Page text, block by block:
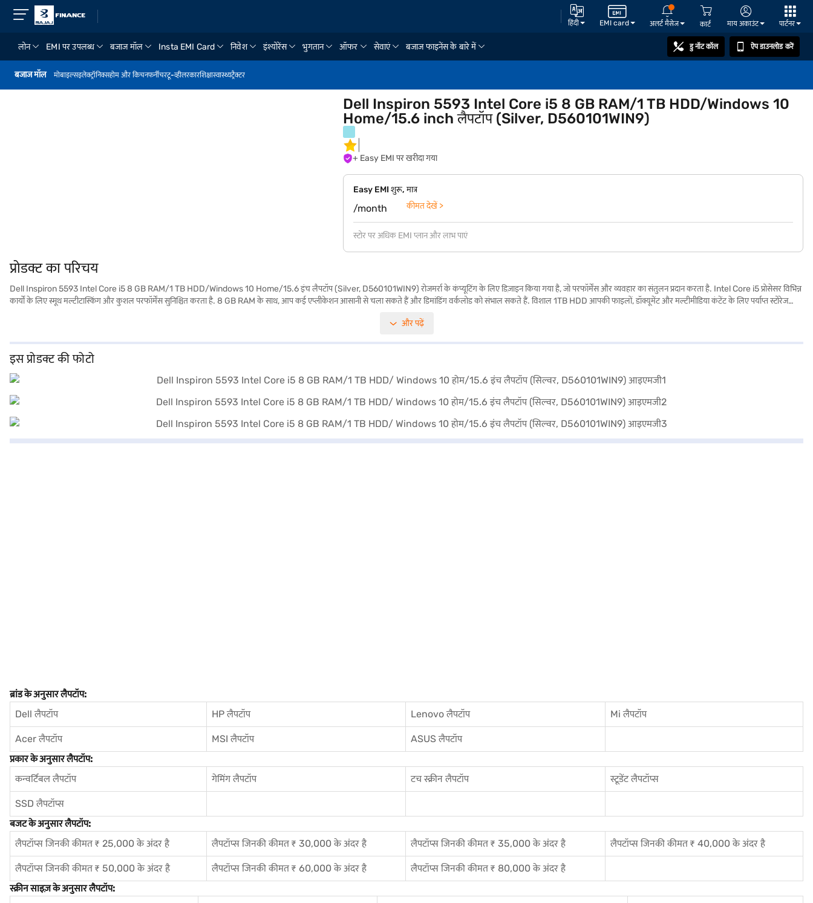
हिंदी EMI card अलर्ट मैसेज कार्ट माय अकाउंट पार्टनर
लोन EMI पर उपलब्ध बजाज मॉल Insta EMI Card निवेश इंश्योरेंस भुगतान ऑफर सेवाएं बजाज फाइनेंस के बारे में डु नॉट कॉल ऐप डाउनलोड करें
बजाज मॉल मोबाइल्सइलेक्ट्रॉनिक्सहोम और किचनफर्नीचरटू-व्हीलरकारशिक्षास्वास्थ्यट्रैक्टर
Dell Inspiron 5593 Intel Core i5 8 GB RAM/1 TB HDD/Windows 10
Home/15.6 inch लैपटॉप (Silver, D560101WIN9)
+ Easy EMI पर खरीदा गया
Easy EMI शुरू, मात्र
/month कीमत देखें >
स्टोर पर अधिक EMI प्लान और लाभ पाएं
प्रोडक्ट का परिचय
Dell Inspiron 5593 Intel Core i5 8 GB RAM/1 TB HDD/Windows 10 Home/15.6 इंच लैपटॉप (Silver, D560101WIN9) रोजमर्रा के कंप्यूटिंग के लिए डिज़ाइन किया गया है, जो परफॉर्मेंस और व्यवहार का संतुलन प्रदान करता है. Intel Core i5 प्रोसेसर विभिन्न
कार्यों के लिए स्मूथ मल्टीटास्किंग और कुशल परफॉर्मेंस सुनिश्चित करता है. 8 GB RAM के साथ, आप कई एप्लीकेशन आसानी से चला सकते हैं और डिमांडिंग वर्कलोड को संभाल सकते हैं. विशाल 1TB HDD आपकी फाइलों, डॉक्यूमेंट और मल्टीमीडिया कंटेंट के लिए पर्याप्त स्टोरेज
1.2 किलोग्राम या उससे कम वजन वाला यह लैपटॉप पोर्टेबल और साथ में ले जाना आसान है, जिससे यह यात्रा के दौरान छात्रों और प्रोफेशनल के लिए आदर्श बन जाता है. यह बजट-फ्रेंडली लैपटॉप उन यूज़र्स के लिए उपयुक्त है जिन्हें काम, पढ़ाई और मनोरंजन के लिए विश्वसनीय मशीन की
और पढ़ें
इस प्रोडक्ट की फोटो
ब्रांड के अनुसार लैपटॉप:
Dell लैपटॉप
HP लैपटॉप Lenovo लैपटॉप Mi लैपटॉप
Acer लैपटॉप MSI लैपटॉप
ASUS लैपटॉप
प्रकार के अनुसार लैपटॉप:
कन्वर्टिबल लैपटॉप
गेमिंग लैपटॉप टच स्क्रीन लैपटॉप स्टूडेंट लैपटॉप्स
SSD लैपटॉप्स
बजट के अनुसार लैपटॉप:
लैपटॉप्स जिनकी कीमत ₹ 25,000 के अंदर है
लैपटॉप्स जिनकी कीमत ₹ 30,000 के अंदर है लैपटॉप्स जिनकी कीमत ₹ 35,000 के अंदर है लैपटॉप्स जिनकी कीमत ₹ 40,000 के अंदर है
लैपटॉप्स जिनकी कीमत ₹ 50,000 के अंदर है लैपटॉप्स जिनकी कीमत ₹ 60,000 के अंदर है
लैपटॉप्स जिनकी कीमत ₹ 80,000 के अंदर है
स्क्रीन साइज़ के अनुसार लैपटॉप: